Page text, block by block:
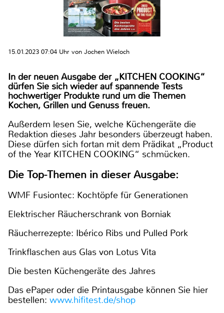
15.01.2023 07:04 Uhr von Jochen Wieloch
In der neuen Ausgabe der „KITCHEN COOKING“
dürfen Sie sich wieder auf spannende Tests
hochwertiger Produkte rund um die Themen
Kochen, Grillen und Genuss freuen.
Außerdem lesen Sie, welche Küchengeräte die
Redaktion dieses Jahr besonders überzeugt haben.
Diese dürfen sich fortan mit dem Prädikat „Product
of the Year KITCHEN COOKING“ schmücken.
Die Top-Themen in dieser Ausgabe:
WMF Fusiontec: Kochtöpfe für Generationen
Elektrischer Räucherschrank von Borniak
Räucherrezepte: Ibérico Ribs und Pulled Pork
Trinkflaschen aus Glas von Lotus Vita
Die besten Küchengeräte des Jahres
Das ePaper oder die Printausgabe können Sie hier
bestellen: www.hifitest.de/shop